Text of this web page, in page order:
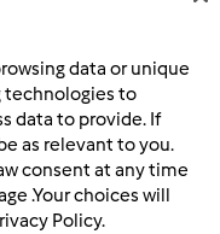
tm6
Spaghetti z łososiem
data or unique
technologies to
data to provide. If
as relevant to you.
consent at any time
.Your choices will
Policy.